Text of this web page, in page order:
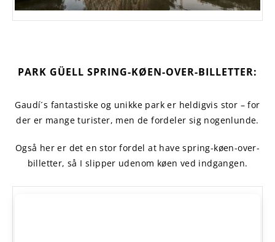
PARK GÜELL SPRING-KØEN-OVER-BILLETTER:
Gaudí´s fantastiske og unikke park er heldigvis stor – for
der er mange turister, men de fordeler sig nogenlunde.
Også her er det en stor fordel at have spring-køen-over-
billetter, så I slipper udenom køen ved indgangen.